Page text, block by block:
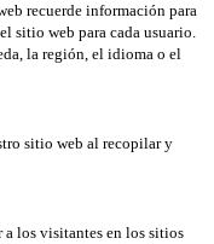
recuerde información para
sitio web para cada usuario.
la región, el idioma o el
sitio web al recopilar y
a los visitantes en los sitios